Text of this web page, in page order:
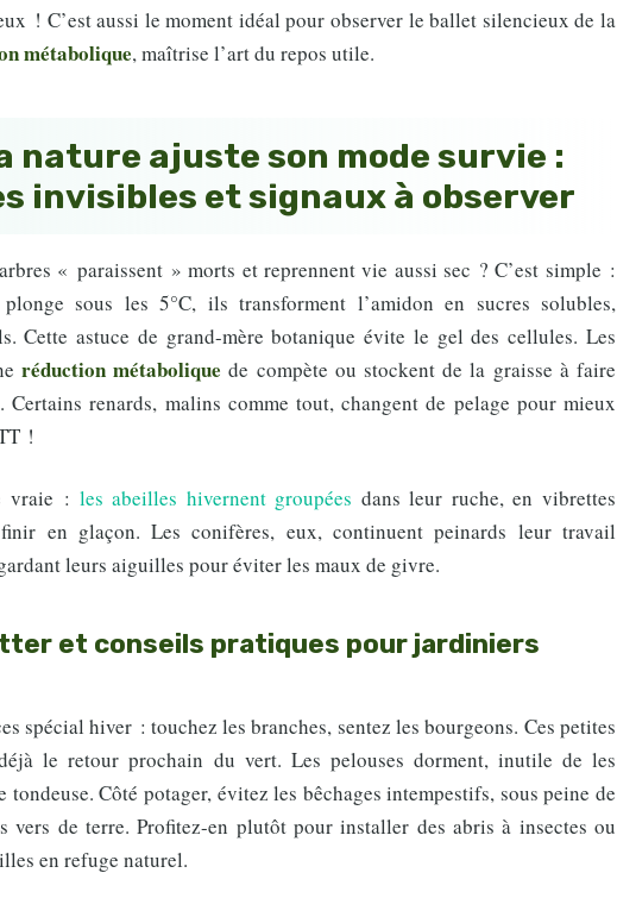
! C’est aussi le moment idéal pour observer le ballet silencieux de la
métabolique, maîtrise l’art du repos utile.
nature ajuste son mode survie :
invisibles et signaux à observer
« paraissent » morts et reprennent vie aussi sec ? C’est simple :
sous les 5°C, ils transforment l’amidon en sucres solubles,
Cette astuce de grand-mère botanique évite le gel des cellules. Les
réduction métabolique de compète ou stockent de la graisse à faire
renards, malins comme tout, changent de pelage pour mieux
!
vraie : les abeilles hivernent groupées dans leur ruche, en vibrettes
en glaçon. Les conifères, eux, continuent peinards leur travail
leurs aiguilles pour éviter les maux de givre.
et conseils pratiques pour jardiniers
spécial hiver : touchez les branches, sentez les bourgeons. Ces petites
le retour prochain du vert. Les pelouses dorment, inutile de les
Côté potager, évitez les bêchages intempestifs, sous peine de
vers de terre. Profitez-en plutôt pour installer des abris à insectes ou
en refuge naturel.